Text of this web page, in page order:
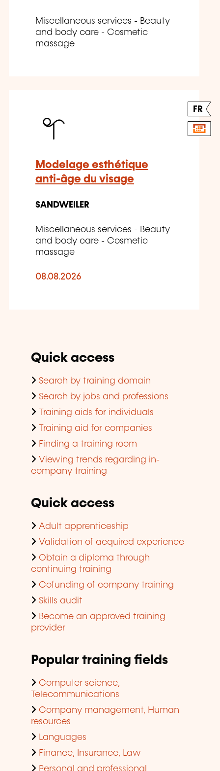
Miscellaneous services - Beauty
and body care - Cosmetic
massage
FR
Modelage esthétique
anti-âge du visage
SANDWEILER
Miscellaneous services - Beauty
and body care - Cosmetic
massage
08.08.2026
Quick access
Search by training domain
Search by jobs and professions
Training aids for individuals
Training aid for companies
Finding a training room
Viewing trends regarding in-
company training
Quick access
Adult apprenticeship
Validation of acquired experience
Obtain a diploma through
continuing training
Cofunding of company training
Skills audit
Become an approved training
provider
Popular training fields
Computer science,
Telecommunications
Company management, Human
resources
Languages
Finance, Insurance, Law
Personal and professional